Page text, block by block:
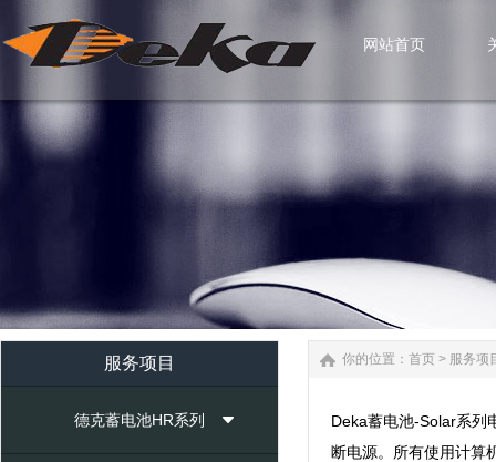
网站首页
服务项目
德克蓄电池HR系列
你的位置： 首页 > 服务项
Deka蓄电池-Solar系列
断电源。所有使用计算